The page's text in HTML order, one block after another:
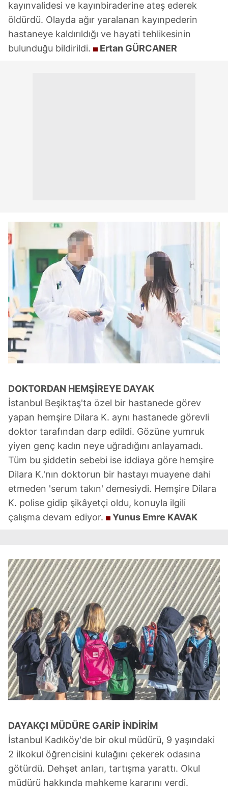
kayınvalidesi ve kayınbiraderine ateş ederek
öldürdü. Olayda ağır yaralanan kayınpederin
hastaneye kaldırıldığı ve hayati tehlikesinin
bulunduğu bildirildi.
Ertan GÜRCANER
DOKTORDAN HEMŞİREYE DAYAK
İstanbul Beşiktaş'ta özel bir hastanede görev
yapan hemşire Dilara K. aynı hastanede görevli
doktor tarafından darp edildi. Gözüne yumruk
yiyen genç kadın neye uğradığını anlayamadı.
Tüm bu şiddetin sebebi ise iddiaya göre hemşire
Dilara K.'nın doktorun bir hastayı muayene dahi
etmeden 'serum takın' demesiydi. Hemşire Dilara
K. polise gidip şikâyetçi oldu, konuyla ilgili
çalışma devam ediyor.
Yunus Emre KAVAK
DAYAKÇI MÜDÜRE GARİP İNDİRİM
İstanbul Kadıköy'de bir okul müdürü, 9 yaşındaki
2 ilkokul öğrencisini kulağını çekerek odasına
götürdü. Dehşet anları, tartışma yarattı. Okul
müdürü hakkında mahkeme kararını verdi.